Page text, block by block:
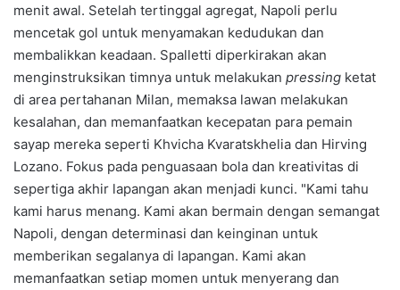
menit awal. Setelah tertinggal agregat, Napoli perlu
mencetak gol untuk menyamakan kedudukan dan
membalikkan keadaan. Spalletti diperkirakan akan
menginstruksikan timnya untuk melakukan pressing ketat
di area pertahanan Milan, memaksa lawan melakukan
kesalahan, dan memanfaatkan kecepatan para pemain
sayap mereka seperti Khvicha Kvaratskhelia dan Hirving
Lozano. Fokus pada penguasaan bola dan kreativitas di
sepertiga akhir lapangan akan menjadi kunci. "Kami tahu
kami harus menang. Kami akan bermain dengan semangat
Napoli, dengan determinasi dan keinginan untuk
memberikan segalanya di lapangan. Kami akan
memanfaatkan setiap momen untuk menyerang dan